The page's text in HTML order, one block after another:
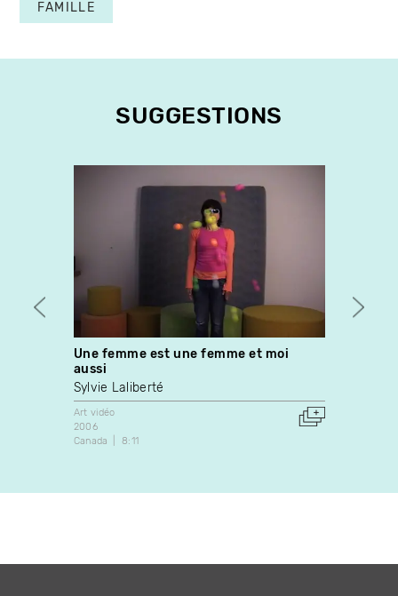
FAMILLE
SUGGESTIONS
Une femme est une femme et moi
aussi
Sylvie Laliberté
Art vidéo
2006
Canada
8:11